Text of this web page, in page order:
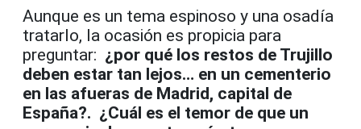
Aunque es un tema espinoso y una osadía
tratarlo, la ocasión es propicia para
preguntar: ¿por qué los restos de Trujillo
deben estar tan lejos… en un cementerio
en las afueras de Madrid, capital de
España?. ¿Cuál es el temor de que un